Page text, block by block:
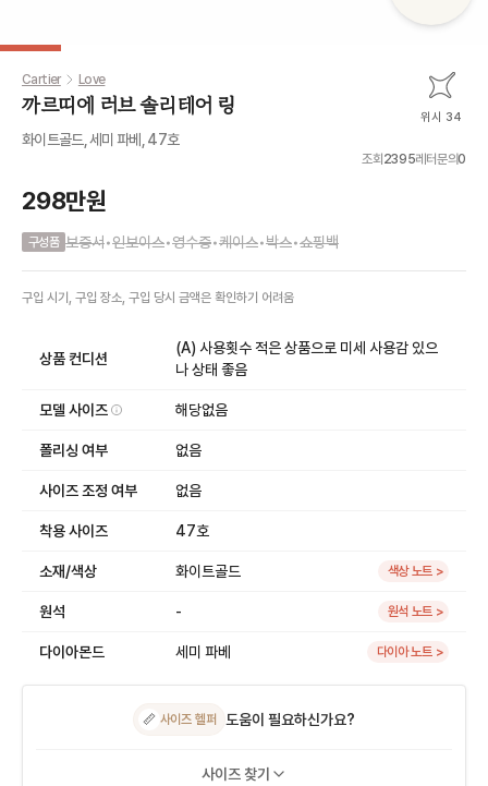
Cartier Love
까르띠에 러브 솔리테어 링 위시 34
화이트골드, 세미 파베, 47호
조회2395레터문의0
298만원
구성품 보증서•인보이스•영수증•케이스•박스•쇼핑백
구입 시기, 구입 장소, 구입 당시 금액은 확인하기 어려움
상품 컨디션
(A) 사용횟수 적은 상품으로 미세 사용감 있으
나 상태 좋음
모델 사이즈 해당없음
폴리싱 여부 없음
사이즈 조정 여부 없음
착용 사이즈 47호
소재/색상 화이트골드 색상 노트 >
원석 - 원석 노트 >
다이아몬드 세미 파베 다이아 노트 >
📏 사이즈 헬퍼 도움이 필요하신가요?
사이즈 찾기